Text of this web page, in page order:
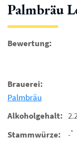
Palmbräu
Bewertung:
Brauerei:
Palmbräu
Alkoholgehalt:
Stammwürze:
-*